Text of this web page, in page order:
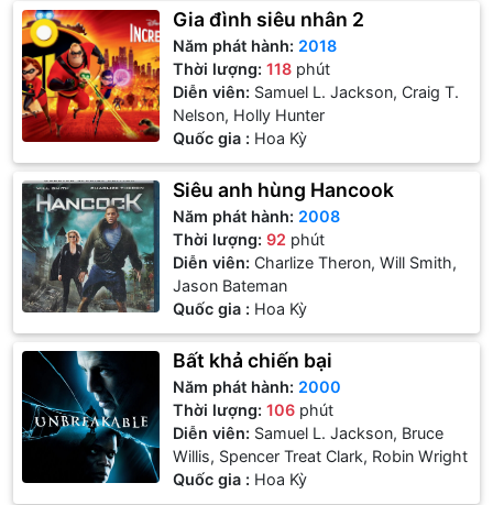
Gia đình siêu nhân 2
Năm phát hành: 2018
Thời lượng:118 phút
Diễn viên: Samuel L. Jackson, Craig T.
Nelson, Holly Hunter
Quốc gia : Hoa Kỳ
Siêu anh hùng Hancook
Năm phát hành: 2008
Thời lượng:92 phút
Diễn viên:Charlize Theron, Will Smith,
Jason Bateman
Quốc gia : Hoa Kỳ
Bất khả chiến bại
Năm phát hành: 2000
Thời lượng:106 phút
Diễn viên: Samuel L. Jackson, Bruce
Willis, Spencer Treat Clark, Robin Wright
Quốc gia : Hoa Kỳ